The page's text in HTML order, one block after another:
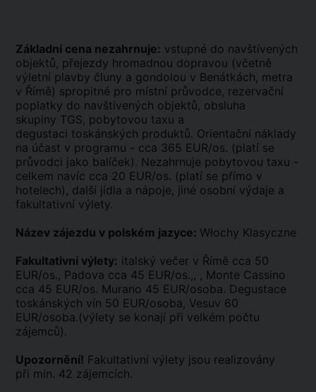
Základní cena nezahrnuje: vstupné do navštívených
objektů, přejezdy hromadnou dopravou (včetně
výletní plavby čluny a gondolou v Benátkách, metra
v Římě) spropitné pro místní průvodce, rezervační
poplatky do navštívených objektů, obsluha
skupiny TGS, pobytovou taxu a
degustaci toskánských produktů. Orientační náklady
na účast v programu - cca 365 EUR/os. (platí se
průvodci jako balíček). Nezahrnuje pobytovou taxu -
celkem navíc cca 20 EUR/os. (platí se přímo v
hotelech), další jídla a nápoje, jiné osobní výdaje a
fakultativní výlety.
Název zájezdu v polském jazyce: Włochy Klasyczne
Fakultativní výlety: italský večer v Římě cca 50
EUR/os., Padova cca 45 EUR/os.,, , Monte Cassino
cca 45 EUR/os. Murano 45 EUR/osoba. Degustace
toskánských vín 50 EUR/osoba, Vesuv 60
EUR/osoba.(výlety se konají při velkém počtu
zájemců).
Upozornění! Fakultativní výlety jsou realizovány
při min. 42 zájemcích.